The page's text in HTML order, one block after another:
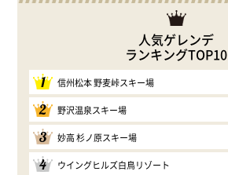
人気ゲレンデ
ランキングTOP10
1 信州松本 野麦峠スキー場
2 野沢温泉スキー場
3 妙高 杉ノ原スキー場
4 ウイングヒルズ白鳥リゾート